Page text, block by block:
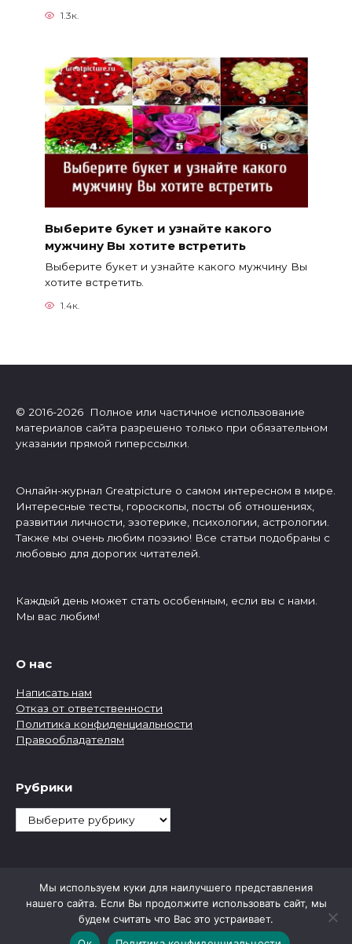
1.3к.
Выберите букет и узнайте какого
мужчину Вы хотите встретить
Выберите букет и узнайте какого мужчину Вы
хотите встретить.
1.4к.
© 2016-2026 Полное или частичное использование
материалов сайта разрешено только при обязательном
указании прямой гиперссылки.
Онлайн-журнал Greatpicture о самом интересном в мире.
Интересные тесты, гороскопы, посты об отношениях,
развитии личности, эзотерике, психологии, астрологии.
Также мы очень любим поэзию! Все статьи подобраны с
любовью для дорогих читателей.
Каждый день может стать особенным, если вы с нами.
Мы вас любим!
О нас
Написать нам
Отказ от ответственности
Политика конфиденциальности
Правообладателям
Рубрики
Рубрики
Мы используем куки для наилучшего представления
нашего сайта. Если Вы продолжите использовать сайт, мы
будем считать что Вас это устраивает.